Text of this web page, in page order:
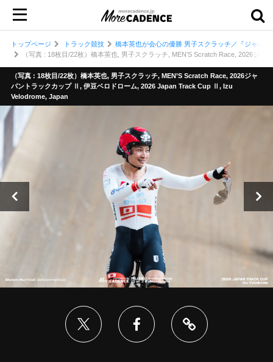
トップページ トラック競技
橋本英也が会心の優勝 男子スクラッチ／『ジャパ
（写真 : 18枚目/22枚）橋本英也, 男子スクラッチ, MEN’S Scratch Race, 2026ジ
（写真 : 18枚目/22枚）橋本英也, 男子スクラッチ, MEN’S Scratch Race, 2026ジャ
パントラックカップ Ⅱ, 伊豆ベロドローム, 2026 Japan Track Cup Ⅱ, Izu
Velodrome, Japan